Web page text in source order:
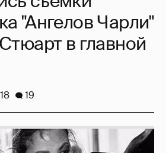
"Ангелов Чарли"
в главной
19